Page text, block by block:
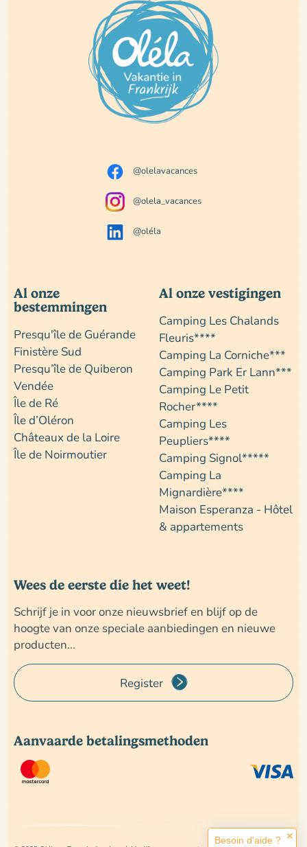
@olelavacances
@olela_vacances
@oléla
Al onze
bestemmingen
Presqu'île de Guérande
Finistère Sud
Presqu’île de Quiberon
Vendée
Île de Ré
Île d’Oléron
Châteaux de la Loire
Île de Noirmoutier
Al onze vestigingen
Camping Les Chalands
Fleuris****
Camping La Corniche***
Camping Park Er Lann***
Camping Le Petit
Rocher****
Camping Les
Peupliers****
Camping Signol*****
Camping La
Mignardière****
Maison Esperanza - Hôtel
& appartements
Wees de eerste die het weet!
Schrijf je in voor onze nieuwsbrief en blijf op de
hoogte van onze speciale aanbiedingen en nieuwe
producten...
Register
Aanvaarde betalingsmethoden
Besoin d'aide ? ✕